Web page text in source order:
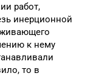
работ,
инерционной
к нему
то в